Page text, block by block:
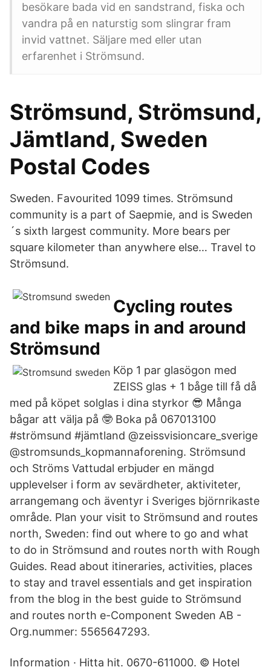
besökare bada vid en sandstrand, fiska och
vandra på en naturstig som slingrar fram
invid vattnet. Säljare med eller utan
erfarenhet i Strömsund.
Strömsund, Strömsund,
Jämtland, Sweden
Postal Codes
Sweden. Favourited 1099 times. Strömsund
community is a part of Saepmie, and is Sweden
´s sixth largest community. More bears per
square kilometer than anywhere else… Travel to
Strömsund.
Cycling routes
and bike maps in and around
Strömsund
Köp 1 par glasögon med
ZEISS glas + 1 båge till få då
med på köpet solglas i dina styrkor 😎 Många
bågar att välja på 🤓 Boka på 067013100
#strömsund #jämtland @zeissvisioncare_sverige
@stromsunds_kopmannaforening. Strömsund
och Ströms Vattudal erbjuder en mängd
upplevelser i form av sevärdheter, aktiviteter,
arrangemang och äventyr i Sveriges björnrikaste
område. Plan your visit to Strömsund and routes
north, Sweden: find out where to go and what
to do in Strömsund and routes north with Rough
Guides. Read about itineraries, activities, places
to stay and travel essentials and get inspiration
from the blog in the best guide to Strömsund
and routes north e-Component Sweden AB -
Org.nummer: 5565647293.
Information · Hitta hit. 0670-611000. © Hotel